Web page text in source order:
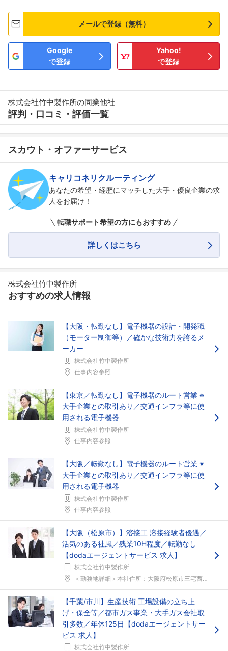
メールで登録（無料）
Google
で登録
Yahoo!
で登録
株式会社竹中製作所の同業他社
評判・口コミ・評価一覧
スカウト・オファーサービス
キャリコネリクルーティング
あなたの希望・経歴にマッチした大手・優良企業の求
人をお届け！
転職サポート希望の方にもおすすめ
詳しくはこちら
株式会社竹中製作所
おすすめの求人情報
【大阪・転勤なし】電子機器の設計・開発職
（モーター制御等）／確かな技術力を誇るメ
ーカー
株式会社竹中製作所
仕事内容参照
【東京／転勤なし】電子機器のルート営業 ※
大手企業との取引あり／交通インフラ等に使
用される電子機器
株式会社竹中製作所
仕事内容参照
【大阪／転勤なし】電子機器のルート営業 ※
大手企業との取引あり／交通インフラ等に使
用される電子機器
株式会社竹中製作所
仕事内容参照
【大阪（松原市）】溶接工 溶接経験者優遇／
活気のある社風／残業10H程度／転勤なし
【dodaエージェントサービス 求人】
株式会社竹中製作所
＜勤務地詳細＞本社住所：大阪府松原市三宅西4-73...
【千葉/市川】生産技術 工場設備の立ち上
げ・保全等／都市ガス事業・大手ガス会社取
引多数／年休125日【dodaエージェントサー
ビス 求人】
株式会社竹中製作所